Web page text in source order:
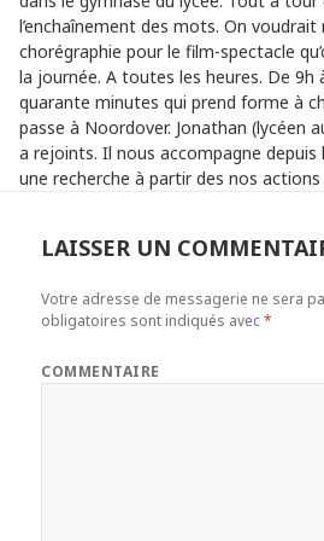
l’enchaînement des mots. On voudrait
chorégraphie pour le film-spectacle
la journée. A toutes les heures. De 9h
quarante minutes qui prend forme à
passe à Noordover. Jonathan (lycéen
a rejoints. Il nous accompagne depuis
une recherche à partir des nos actions
LAISSER UN
Votre adresse de messagerie ne sera
obligatoires sont indiqués avec*
COMMENTAIRE